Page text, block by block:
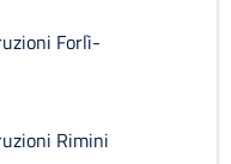
Forlì-
Rimini